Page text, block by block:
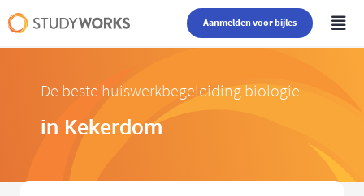
Aanmelden voor bijles
De beste huiswerkbegeleiding biologie
in Kekerdom